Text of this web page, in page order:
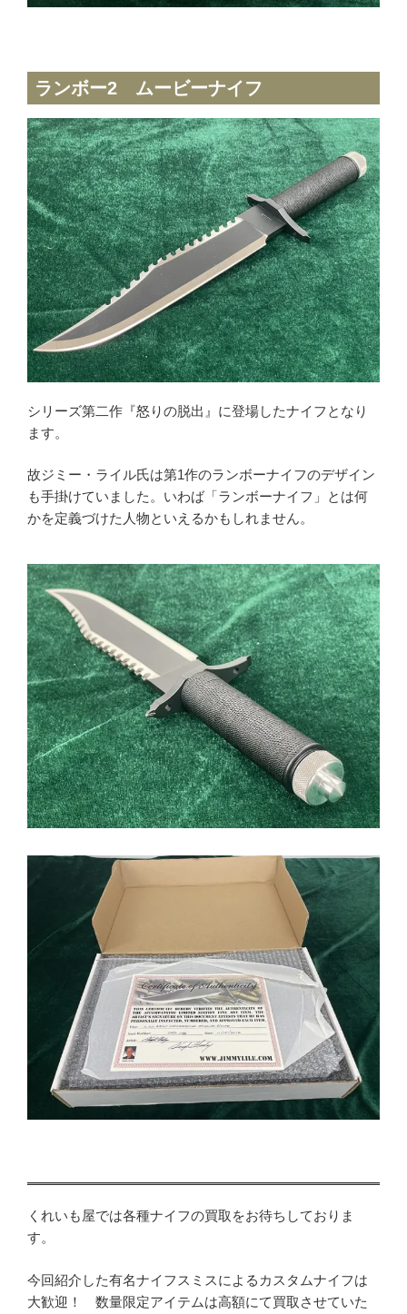
ランボー2 ムービーナイフ
シリーズ第二作『怒りの脱出』に登場したナイフとなり
ます。
故ジミー・ライル氏は第1作のランボーナイフのデザイン
も手掛けていました。いわば「ランボーナイフ」とは何
かを定義づけた人物といえるかもしれません。
くれいも屋では各種ナイフの買取をお待ちしておりま
す。
今回紹介した有名ナイフスミスによるカスタムナイフは
大歓迎！ 数量限定アイテムは高額にて買取させていた